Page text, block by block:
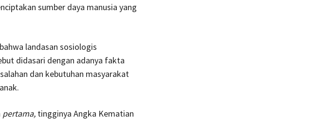
sumber daya manusia yang
landasan sosiologis
didasari dengan adanya fakta
dan kebutuhan masyarakat
pertama, tingginya Angka Kematian